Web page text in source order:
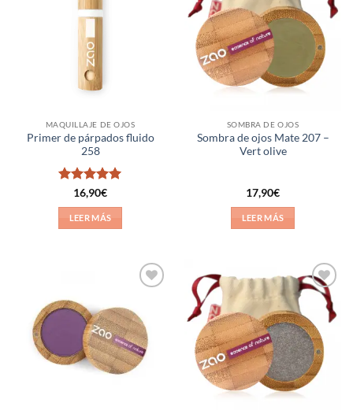
MAQUILLAJE DE OJOS
Primer de párpados fluido
258
Valorado
con5de 5
16,90€
LEER MÁS
lista de
deseos
SOMBRA DE OJOS
Sombra de ojos Mate 207 –
Vert olive
17,90€
LEER MÁS
lista de
deseos
Añadir
a la
lista de
deseos